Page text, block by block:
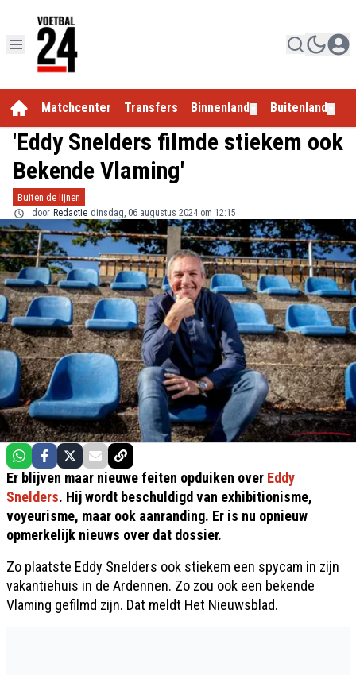
Matchcenter Transfers Binnenland Buitenland
'Eddy Snelders filmde stiekem ook
Bekende Vlaming'
Buiten de lijnen
door Redactie dinsdag, 06 augustus 2024 om 12:15
Er blijven maar nieuwe feiten opduiken over Eddy
Snelders. Hij wordt beschuldigd van exhibitionisme,
voyeurisme, maar ook aanranding. Er is nu opnieuw
opmerkelijk nieuws over dat dossier.
Zo plaatste Eddy Snelders ook stiekem een spycam in zijn
vakantiehuis in de Ardennen. Zo zou ook een bekende
Vlaming gefilmd zijn. Dat meldt Het Nieuwsblad.